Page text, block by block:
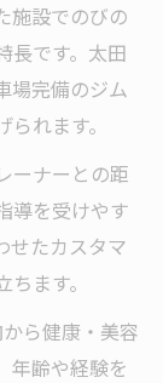
施設でのびの
長です。太田
場完備のジム
れます。
ーナーとの距
導を受けやす
せたカスタマ
ます。
ら健康・美容
年齢や経験を